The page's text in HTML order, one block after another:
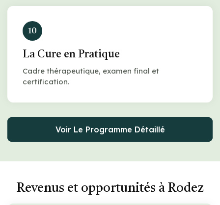
10
La Cure en Pratique
Cadre thérapeutique, examen final et
certification.
Voir Le Programme Détaillé
Revenus et opportunités à Rodez